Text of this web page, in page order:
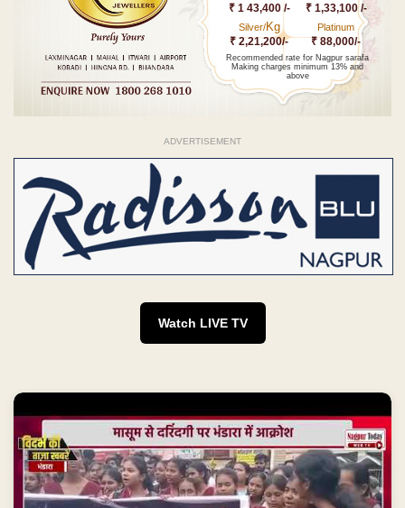
₹ 1 43,400 /- ₹ 1,33,100 /-
Silver/Kg
₹ 2,21,200/-
Platinum
₹ 88,000/-
Recommended rate for Nagpur sarafa
Making charges minimum 13% and
above
ADVERTISEMENT
Watch LIVE TV